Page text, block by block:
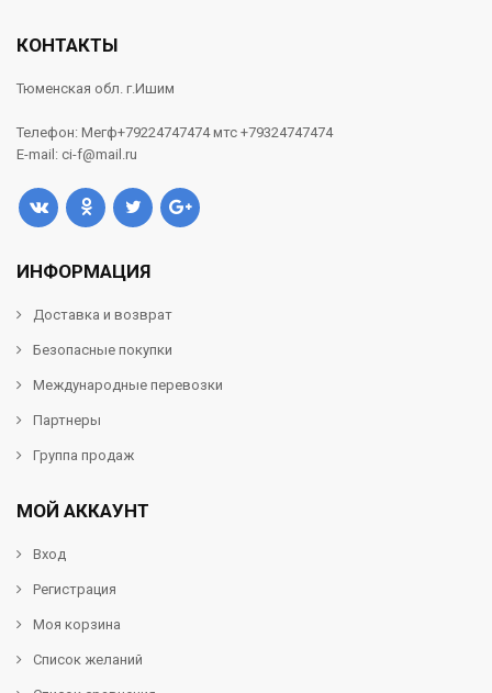
КОНТАКТЫ
Тюменская обл. г.Ишим
Телефон: Мегф+79224747474 мтс +79324747474
E-mail: ci-f@mail.ru
ИНФОРМАЦИЯ
Доставка и возврат
Безопасные покупки
Международные перевозки
Партнеры
Группа продаж
МОЙ АККАУНТ
Вход
Регистрация
Моя корзина
Список желаний